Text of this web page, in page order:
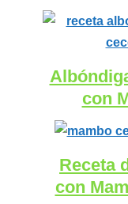
con
Receta
con